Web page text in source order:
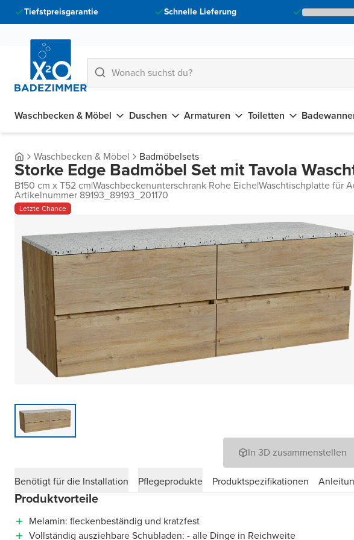
Tiefstpreisgarantie Schnelle Lieferung
Waschbecken & Möbel Duschen Armaturen Toiletten
Waschbecken & Möbel Badmöbelsets
Storke Edge Badmöbel Set mit Tavola
B150 cm x T52 cm|Waschbeckenunterschrank Rohe Eiche|Waschtischplatte für
Artikelnummer 89193_89193_201170
Letzte Chance
In 3D zusammenstellen
Benötigt für die Installation Pflegeprodukte Produktspezifikationen
Produktvorteile
Melamin: fleckenbeständig und kratzfest
Vollständig ausziehbare Schubladen: - alle Dinge in Reichweite